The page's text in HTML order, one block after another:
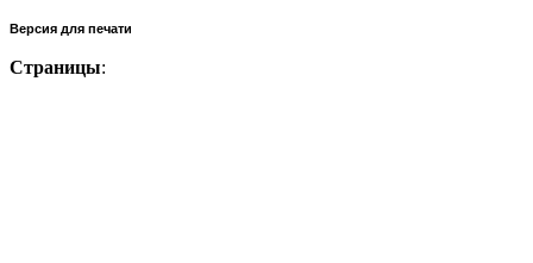
Версия для печати
Страницы: